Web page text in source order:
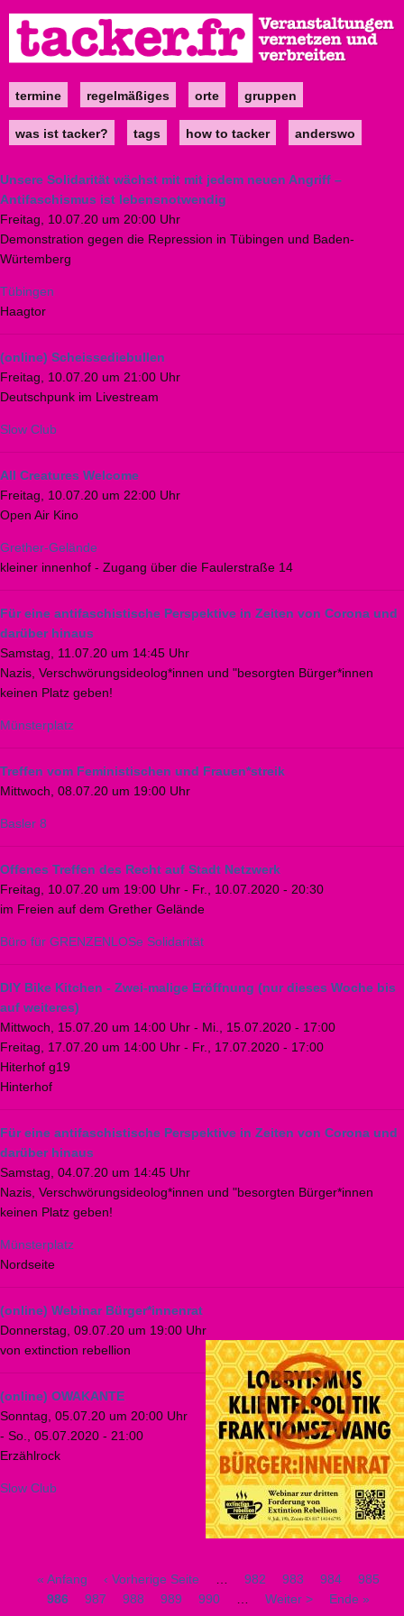
zum
Inhalt
Maintermine regelmäßiges orte gruppen
was ist tacker? tags how to tacker anderswo
Unsere Solidarität wächst mit mit jedem neuen Angriff –
Antifaschismus ist lebensnotwendig
Freitag, 10.07.20 um 20:00 Uhr
Demonstration gegen die Repression in Tübingen und Baden-
Würtemberg
Tübingen
Haagtor
(online) Scheissediebullen
Freitag, 10.07.20 um 21:00 Uhr
Deutschpunk im Livestream
Slow Club
All Creatures Welcome
Freitag, 10.07.20 um 22:00 Uhr
Open Air Kino
Grether-Gelände
kleiner innenhof - Zugang über die Faulerstraße 14
Für eine antifaschistische Perspektive in Zeiten von Corona und
darüber hinaus
Samstag, 11.07.20 um 14:45 Uhr
Nazis, Verschwörungsideolog*innen und "besorgten Bürger*innen
keinen Platz geben!
Münsterplatz
Treffen vom Feministischen und Frauen*streik
Mittwoch, 08.07.20 um 19:00 Uhr
Basler 8
Offenes Treffen des Recht auf Stadt Netzwerk
Freitag, 10.07.20 um 19:00 Uhr - Fr., 10.07.2020 - 20:30
im Freien auf dem Grether Gelände
Büro für GRENZENLOSe Solidarität
DIY Bike Kitchen - Zwei-malige Eröffnung (nur dieses Woche bis
auf weiteres)
Mittwoch, 15.07.20 um 14:00 Uhr - Mi., 15.07.2020 - 17:00
Freitag, 17.07.20 um 14:00 Uhr - Fr., 17.07.2020 - 17:00
Hiterhof g19
Hinterhof
Für eine antifaschistische Perspektive in Zeiten von Corona und
darüber hinaus
Samstag, 04.07.20 um 14:45 Uhr
Nazis, Verschwörungsideolog*innen und "besorgten Bürger*innen
keinen Platz geben!
Münsterplatz
Nordseite
(online) Webinar Bürger*innenrat
Donnerstag, 09.07.20 um 19:00 Uhr
von extinction rebellion
(online) OWAKANTE
Sonntag, 05.07.20 um 20:00 Uhr
- So., 05.07.2020 - 21:00
Erzählrock
Slow Club
Erste
Seite
« Anfang
Vorherige
Seite
‹ Vorherige Seite Seite
982 Seite
983 Seite
984 Seite
985
986 Seite
987 Seite
988 Seite
989 Seite
990
Nächste
Weiter >
Letzte
Ende »